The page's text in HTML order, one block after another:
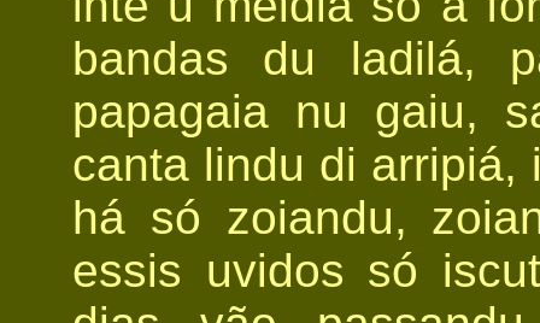
bandas du ladilá,
papagaia nu gaiu,
canta lindu di arripiá,
há só zoiandu,
essis uvidos só